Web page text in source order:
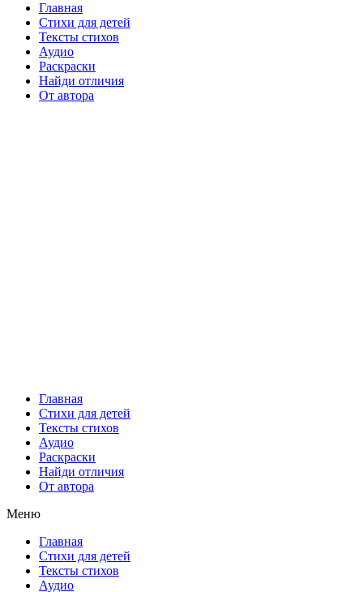
Главная
Стихи для детей
Тексты стихов
Аудио
Раскраски
Найди отличия
От автора
Главная
Стихи для детей
Тексты стихов
Аудио
Раскраски
Найди отличия
От автора
Меню
Главная
Стихи для детей
Тексты стихов
Аудио